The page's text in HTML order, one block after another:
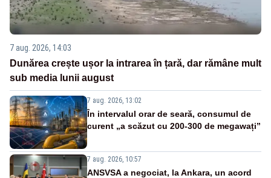
7 aug. 2026, 14:03
Dunărea crește ușor la intrarea în țară, dar rămâne mult
sub media lunii august
7 aug. 2026, 13:02
În intervalul orar de seară, consumul de
curent „a scăzut cu 200-300 de megawați”
7 aug. 2026, 10:57
ANSVSA a negociat, la Ankara, un acord